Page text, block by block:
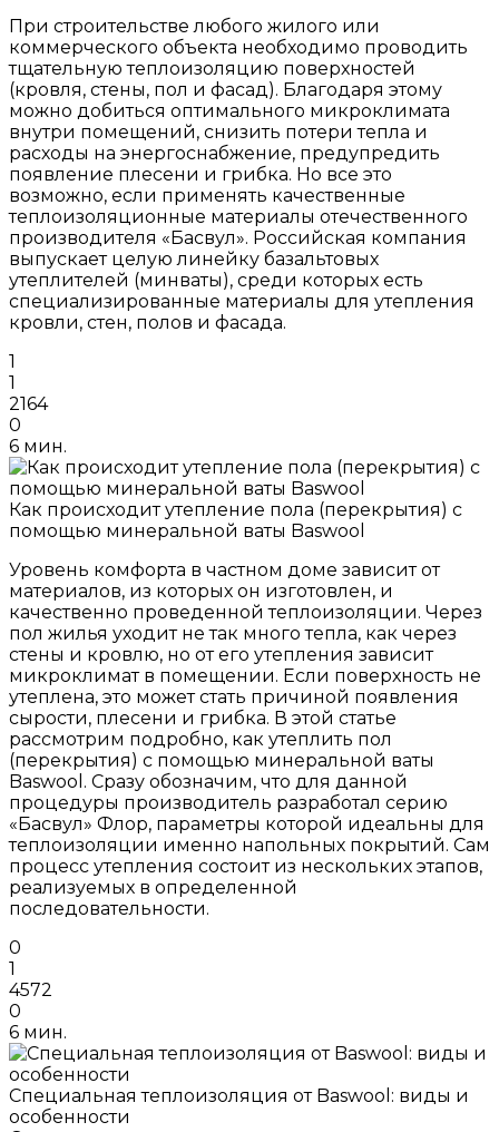
При строительстве любого жилого или
коммерческого объекта необходимо проводить
тщательную теплоизоляцию поверхностей
(кровля, стены, пол и фасад). Благодаря этому
можно добиться оптимального микроклимата
внутри помещений, снизить потери тепла и
расходы на энергоснабжение, предупредить
появление плесени и грибка. Но все это
возможно, если применять качественные
теплоизоляционные материалы отечественного
производителя «Басвул». Российская компания
выпускает целую линейку базальтовых
утеплителей (минваты), среди которых есть
специализированные материалы для утепления
кровли, стен, полов и фасада.
1
1
2164
0
6 мин.
Как происходит утепление пола (перекрытия) с
помощью минеральной ваты Baswool
Уровень комфорта в частном доме зависит от
материалов, из которых он изготовлен, и
качественно проведенной теплоизоляции. Через
пол жилья уходит не так много тепла, как через
стены и кровлю, но от его утепления зависит
микроклимат в помещении. Если поверхность не
утеплена, это может стать причиной появления
сырости, плесени и грибка. В этой статье
рассмотрим подробно, как утеплить пол
(перекрытия) с помощью минеральной ваты
Baswool. Сразу обозначим, что для данной
процедуры производитель разработал серию
«Басвул» Флор, параметры которой идеальны для
теплоизоляции именно напольных покрытий. Сам
процесс утепления состоит из нескольких этапов,
реализуемых в определенной
последовательности.
0
1
4572
0
6 мин.
Специальная теплоизоляция от Baswool: виды и
особенности